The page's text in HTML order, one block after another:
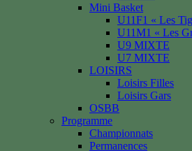
Mini Basket
U11F1 « Les
U11M1 « Les
U9 MIXTE
U7 MIXTE
LOISIRS
Loisirs Filles
Loisirs Gars
OSBB
Programme
Championnats
Permanences